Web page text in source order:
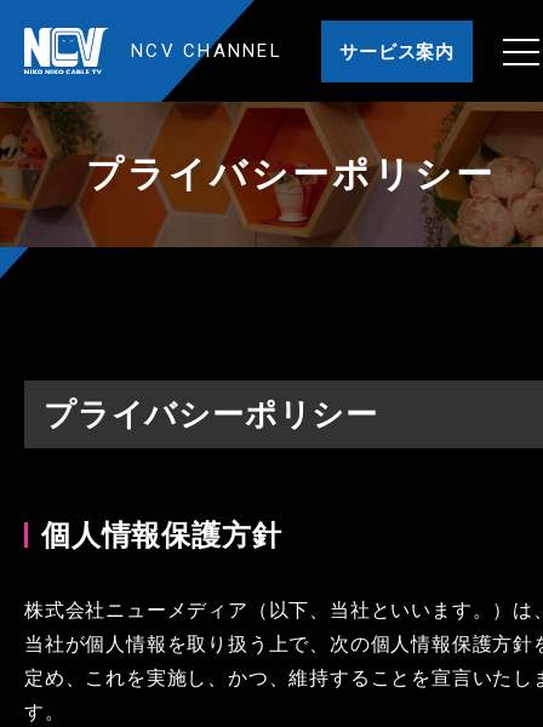
NCV CHANNEL サービス案内
プライバシーポリシー
プライバシーポリシー
個人情報保護方針
株式会社ニューメディア（以下、当社といいます。）は
当社が個人情報を取り扱う上で、次の個人情報保護方針
定め、これを実施し、かつ、維持することを宣言いたし
す。